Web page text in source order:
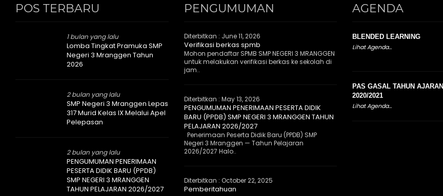
POS TERBARU
1 bulan yang lalu
Lomba Tingkat Pramuka SMP
Negeri 3 Mranggen Tahun
2026
2 bulan yang lalu
SMP Negeri 3 Mranggen Lepas
317 Murid Kelas IX Melalui Apel
Pelepasan
2 bulan yang lalu
PENGUMUMAN PENERIMAAN
PESERTA DIDIK BARU (PPDB)
SMP NEGERI 3 MRANGGEN
TAHUN PELAJARAN 2026/2027
PENGUMUMAN
Diterbitkan : June 11, 2026
Verifikasi berkas spmb
Mohon pendaftar SPMB SMP NEGERI 3 MRANGGEN
untuk melakukan verifikasi berkas ke sekolah di
jam..
Diterbitkan : May 13, 2026
PENGUMUMAN PENERIMAAN PESERTA DIDIK
BARU (PPDB) SMP NEGERI 3 MRANGGEN TAHUN
PELAJARAN 2026/2027
Penerimaan Peserta Didik Baru (PPDB) SMP
Negeri 3 Mranggen — Tahun Pelajaran
2026/2027 Halo..
Diterbitkan : October 22, 2025
Pemberitahuan
AGENDA
BLENDED LEARNING
Lihat Agenda...
PAS GASAL TAHUN AJARAN
2020/2021
Lihat Agenda...